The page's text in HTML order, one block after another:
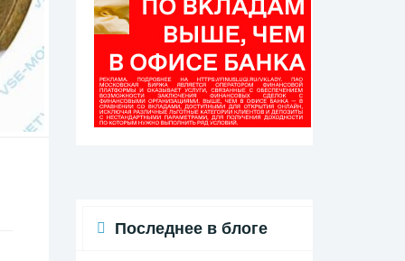
Последнее в блоге